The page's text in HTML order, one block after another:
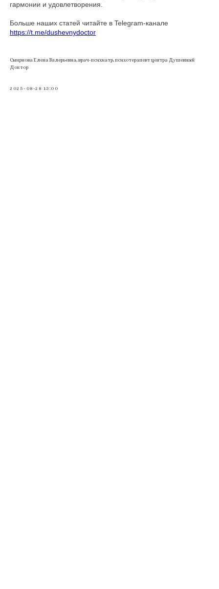
гармонии и удовлетворения.
Больше наших статей читайте в Telegram-канале
https://t.me/dushevnydoctor
Смирнова Елена Валерьевна, врач-психиатр, психотерапевт центра Душевный
Доктор
2025-08-28 13:00